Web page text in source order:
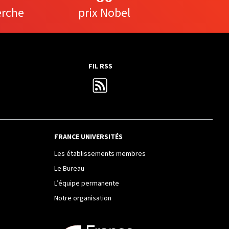
prix Nobel
FIL RSS
FRANCE UNIVERSITÉS
Les établissements membres
Le Bureau
L’équipe permanente
Notre organisation